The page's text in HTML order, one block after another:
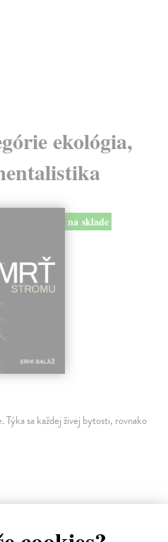
ekológia,
na sklade
Týka sa každej živej bytosti, rovnako